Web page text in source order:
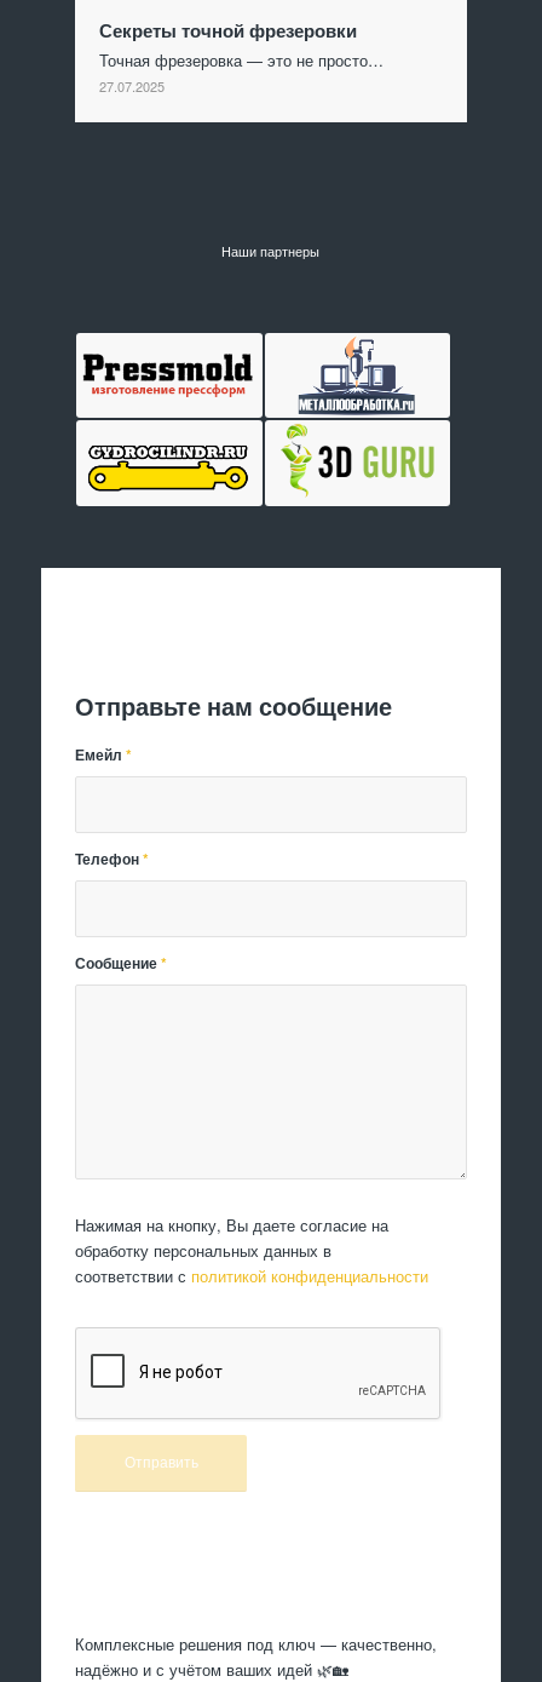
Секреты точной фрезеровки
Точная фрезеровка — это не просто…
27.07.2025
Наши партнеры
Отправьте нам сообщение
Емейл*
Телефон*
Сообщение*
Нажимая на кнопку, Вы даете согласие на
обработку персональных данных в
соответствии с политикой конфиденциальности
Комплексные решения под ключ — качественно,
надёжно и с учётом ваших идей 🌿🏡